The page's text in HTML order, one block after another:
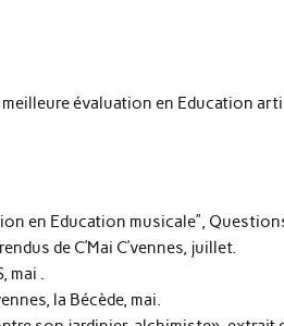
évaluation en Education
en Education musicale”,
de C’Mai C’vennes, juillet.
mai .
la Bécède, mai.